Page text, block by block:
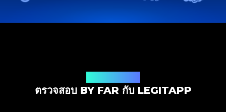
ตรวจสอบ BY FAR กับ LEGITAPP